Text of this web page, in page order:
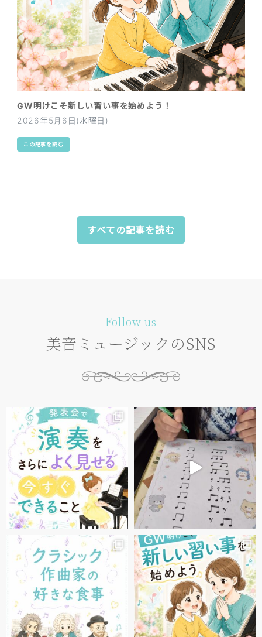
GW明けこそ新しい習い事を始めよう！
2026年5月6日(水曜日)
この記事を読む
すべての記事を読む
Follow us
美音ミュージックのSNS